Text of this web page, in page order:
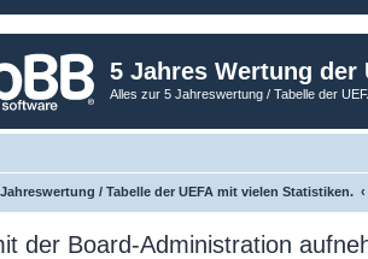
5 Jahres Wertung der
Alles zur 5 Jahreswertung / Tabelle der
/ Tabelle der UEFA mit vielen Statistiken.
der Board-Administration